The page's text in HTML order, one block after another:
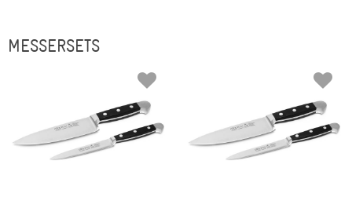
MESSERSETS